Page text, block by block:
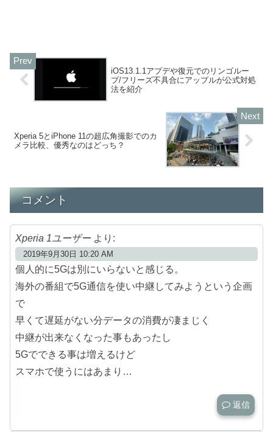
iOS13.1.1アプデや復元でのリンゴルー
プ/フリーズ不具合にアップルが公式対処
法を紹介
Xperia 5とiPhone 11の超広角撮影でのカ
メラ比較、優秀なのはどっち？
コメント
Xperia 1ユーザー より:
2019年9月30日 10:20 AM
個人的に5Gは別にいらないと感じる。
海外の番組で5G通信を使い中継してみようという企画
で
早くて遅延がない分データの消費が凄まじく
中継が出来なくなった事もあったし
5Gでできる事は増えるけど
スマホで使うにはあまり…
返信